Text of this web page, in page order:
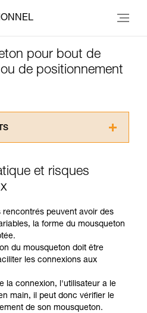
pour bout de
de positionnement
avoir compris les
notice technique pour
nécessite une
spécifique. Validez
votre capacité à refaire
en toute sécurité, avant
autonomie.
exemples de techniques
Il peut en exister d’autres
pas ici.
et risques
rencontrés peuvent avoir des
la forme du mousqueton
du mousqueton doit être
les connexions aux
la connexion, l'utilisateur a le
main, il peut donc vérifier le
de son mousqueton.